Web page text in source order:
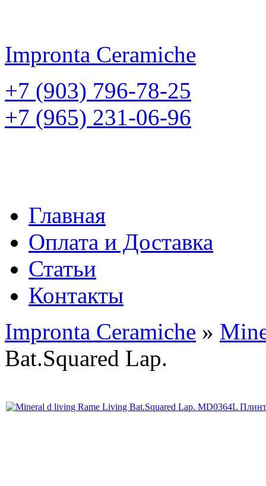
Impronta Ceramiche
+7 (903) 796-78-25
+7 (965) 231-06-96
Главная
Оплата и Доставка
Статьи
Контакты
Impronta Ceramiche »
Bat.Squared Lap.